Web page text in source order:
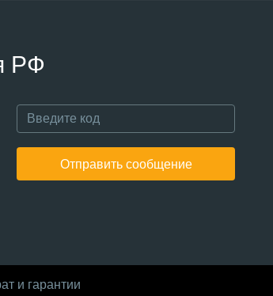
РФ
Отправить сообщение
и гарантии